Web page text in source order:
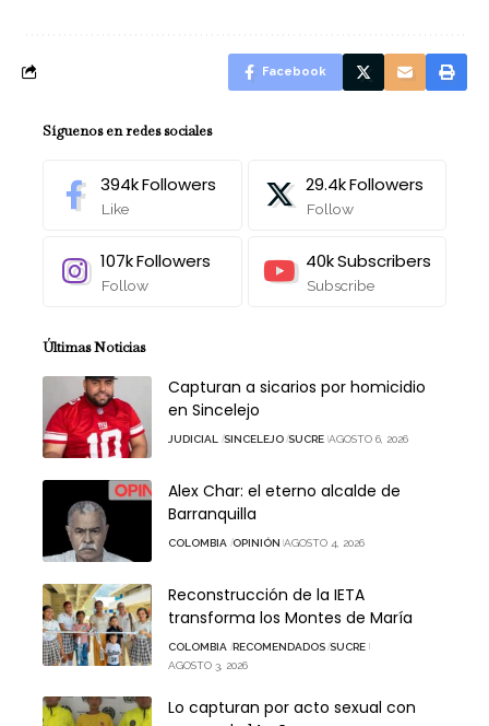
Facebook
Síguenos en redes sociales
394kFollowers
Like
29.4kFollowers
Follow
107kFollowers
Follow
40kSubscribers
Subscribe
Últimas Noticias
Capturan a sicarios por homicidio
en Sincelejo
JUDICIAL SINCELEJO SUCRE AGOSTO 6, 2026
Alex Char: el eterno alcalde de
Barranquilla
COLOMBIA OPINIÓN AGOSTO 4, 2026
Reconstrucción de la IETA
transforma los Montes de María
COLOMBIA RECOMENDADOS SUCRE
AGOSTO 3, 2026
Lo capturan por acto sexual con